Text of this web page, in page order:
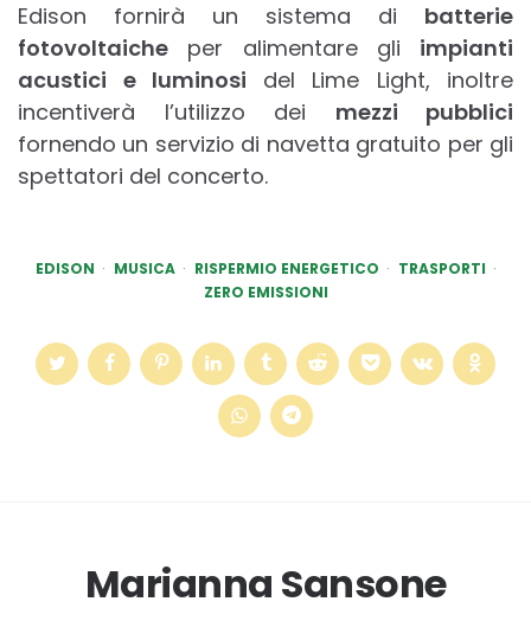
Edison fornirà un sistema di batterie
fotovoltaiche per alimentare gli impianti
acustici e luminosi del Lime Light, inoltre
incentiverà l’utilizzo dei mezzi pubblici
fornendo un servizio di navetta gratuito per gli
spettatori del concerto.
EDISON MUSICA RISPERMIO ENERGETICO
TRASPORTI
ZERO EMISSIONI
Marianna Sansone